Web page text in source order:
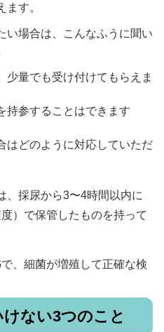
す。
い場合は、こんなふうに聞い
少量でも受け付けてもらえま
持参することはできます
はどのように対応していただ
、採尿から3〜4時間以内に
）で保管したものを持って
、細菌が増殖して正確な検
ない3つのこと